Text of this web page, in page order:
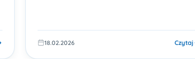
18.02.2026 Czytaj